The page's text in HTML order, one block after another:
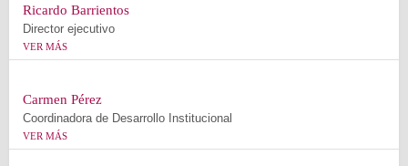
Ricardo Barrientos
Director ejecutivo
VER MÁS
Carmen Pérez
Coordinadora de Desarrollo Institucional
VER MÁS